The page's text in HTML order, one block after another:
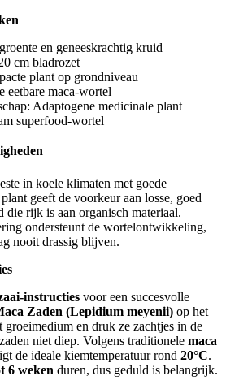
en geneeskrachtig kruid
cm bladrozet
plant op grondniveau
eetbare maca-wortel
Adaptogene medicinale plant
superfood-wortel
in koele klimaten met goede
geeft de voorkeur aan losse, goed
die rijk is aan organisch materiaal.
ondersteunt de wortelontwikkeling,
nooit drassig blijven.
instructies voor een succesvolle
Zaden (Lepidium meyenii) op het
groeimedium en druk ze zachtjes in de
niet diep. Volgens traditionele maca
de ideale kiemtemperatuur rond 20°C.
6 weken duren, dus geduld is belangrijk.